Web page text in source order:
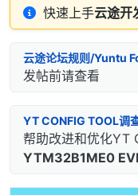
快速上手云途开
云途论坛规则/Yuntu
发帖前请查看
YT CONFIG TOOL调
帮助改进和优化YT
YTM32B1ME0